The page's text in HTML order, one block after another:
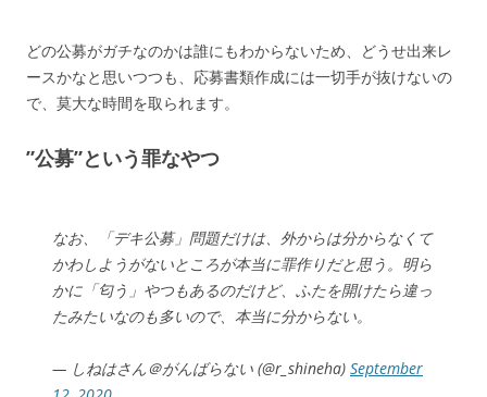
どの公募がガチなのかは誰にもわからないため、どうせ出来レ
ースかなと思いつつも、応募書類作成には一切手が抜けないの
で、莫大な時間を取られます。
”公募”という罪なやつ
なお、「デキ公募」問題だけは、外からは分からなくて
かわしようがないところが本当に罪作りだと思う。明ら
かに「匂う」やつもあるのだけど、ふたを開けたら違っ
たみたいなのも多いので、本当に分からない。
— しねはさん＠がんばらない (@r_shineha) September